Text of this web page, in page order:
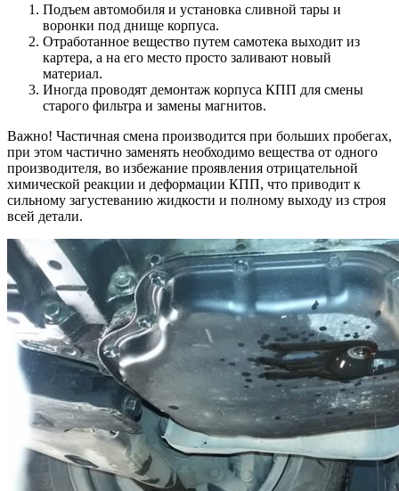
Подъем автомобиля и установка сливной тары и
воронки под днище корпуса.
Отработанное вещество путем самотека выходит из
картера, а на его место просто заливают новый
материал.
Иногда проводят демонтаж корпуса КПП для смены
старого фильтра и замены магнитов.
Важно! Частичная смена производится при больших пробегах,
при этом частично заменять необходимо вещества от одного
производителя, во избежание проявления отрицательной
химической реакции и деформации КПП, что приводит к
сильному загустеванию жидкости и полному выходу из строя
всей детали.